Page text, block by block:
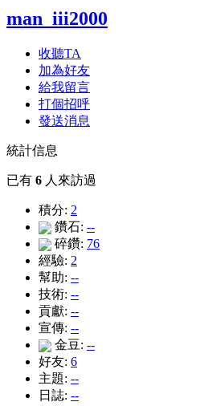
man_iii2000
收聽TA
加為好友
給我留言
打個招呼
發送消息
統計信息
已有 6 人來訪過
積分: 2
鑽石: --
碎鑽: 76
經驗: 2
幫助: --
技術: --
貢獻: --
宣傳: --
金豆: --
好友: 6
主題: --
日誌: --